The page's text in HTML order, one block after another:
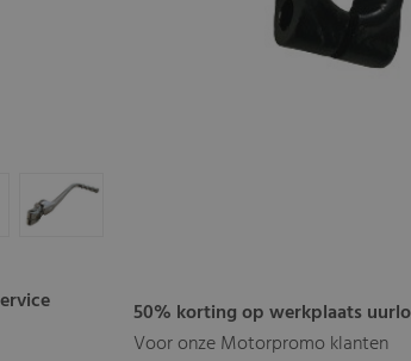
50% korting op werkplaats
Voor onze Motorpromo klanten